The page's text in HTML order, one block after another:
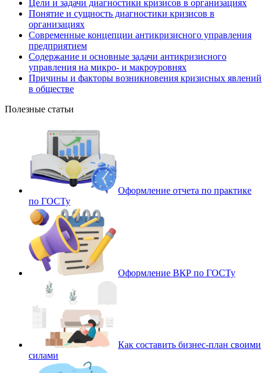
Цели и задачи диагностики кризисов в организациях
Понятие и сущность диагностики кризисов в
организациях
Современные концепции антикризисного управления
предприятием
Содержание и основные задачи антикризисного
управления на микро- и макроуровнях
Причины и факторы возникновения кризисных явлений
в обществе
Полезные статьи
Оформление отчета по практике
по ГОСТу
Оформление ВКР по ГОСТу
Как составить бизнес-план своими
силами